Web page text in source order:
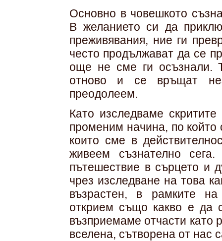
Основно в човешкото
В желанието си да
преживявания, ние ги
често продължават да се
още не сме ги осъзнали.
отново и се връщат
преодолеем.
Като изследваме
променим начина, по
които сме в
живеем съзнателно
пътешествие в сърцето и
чрез изследване на това
възрастен, в рамките
открием също какво е да
възприемаме отчасти като
вселена, сътворена от нас